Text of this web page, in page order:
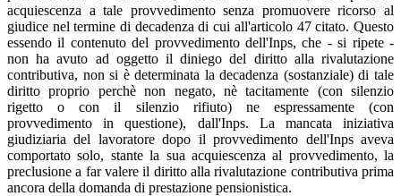
acquiescenza a tale provvedimento senza promuovere ricorso al
giudice nel termine di decadenza di cui all'articolo 47 citato. Questo
essendo il contenuto del provvedimento dell'Inps, che - si ripete -
non ha avuto ad oggetto il diniego del diritto alla rivalutazione
contributiva, non si è determinata la decadenza (sostanziale) di tale
diritto proprio perchè non negato, nè tacitamente (con silenzio
rigetto o con il silenzio rifiuto) ne espressamente (con
provvedimento in questione), dall'Inps. La mancata iniziativa
giudiziaria del lavoratore dopo il provvedimento dell'Inps aveva
comportato solo, stante la sua acquiescenza al provvedimento, la
preclusione a far valere il diritto alla rivalutazione contributiva prima
ancora della domanda di prestazione pensionistica.